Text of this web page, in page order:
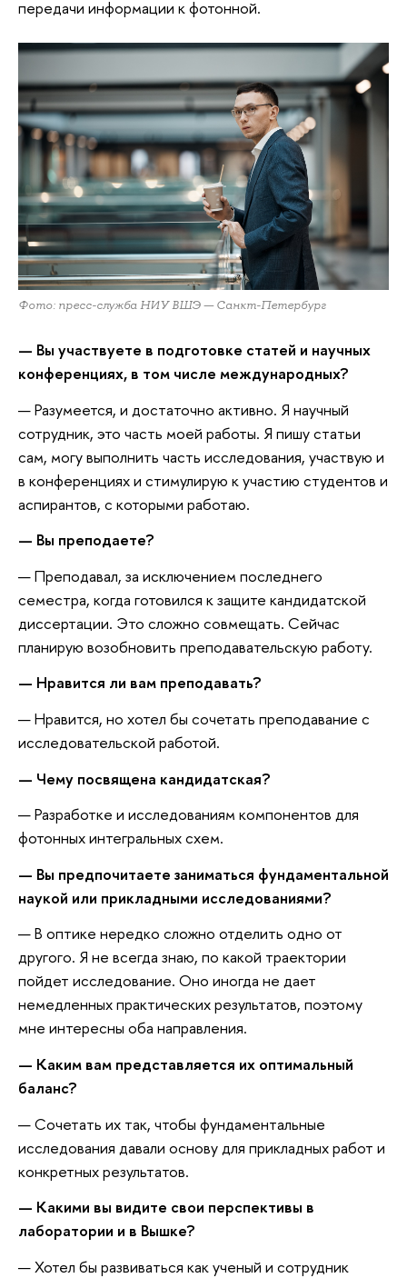
передачи информации к фотонной.
Фото: пресс-служба НИУ ВШЭ — Санкт-Петербург
— Вы участвуете в подготовке статей и научных
конференциях, в том числе международных?
— Разумеется, и достаточно активно. Я научный
сотрудник, это часть моей работы. Я пишу статьи
сам, могу выполнить часть исследования, участвую и
в конференциях и стимулирую к участию студентов и
аспирантов, с которыми работаю.
— Вы преподаете?
— Преподавал, за исключением последнего
семестра, когда готовился к защите кандидатской
диссертации. Это сложно совмещать. Сейчас
планирую возобновить преподавательскую работу.
— Нравится ли вам преподавать?
— Нравится, но хотел бы сочетать преподавание с
исследовательской работой.
— Чему посвящена кандидатская?
— Разработке и исследованиям компонентов для
фотонных интегральных схем.
— Вы предпочитаете заниматься фундаментальной
наукой или прикладными исследованиями?
— В оптике нередко сложно отделить одно от
другого. Я не всегда знаю, по какой траектории
пойдет исследование. Оно иногда не дает
немедленных практических результатов, поэтому
мне интересны оба направления.
— Каким вам представляется их оптимальный
баланс?
— Сочетать их так, чтобы фундаментальные
исследования давали основу для прикладных работ и
конкретных результатов.
— Какими вы видите свои перспективы в
лаборатории и в Вышке?
— Хотел бы развиваться как ученый и сотрудник